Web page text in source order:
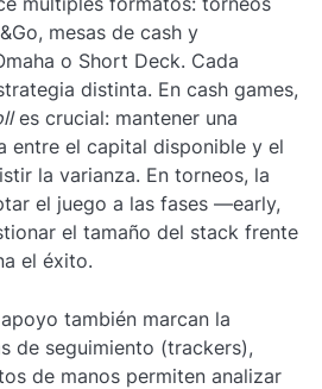
mesas de cash y
o Short Deck. Cada
distinta. En cash games,
es crucial: mantener una
entre el capital disponible y el
la varianza. En torneos, la
el juego a las fases —early,
el tamaño del stack frente
el éxito.
también marcan la
de seguimiento (trackers),
de manos permiten analizar